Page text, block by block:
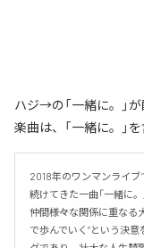
ハジ→の「一緒に。」
楽曲は、「一緒に。」
2018年のワンマンライ
続けてきた一曲「一緒に
仲間――様々な関係に重な
で歩んでいく”という決